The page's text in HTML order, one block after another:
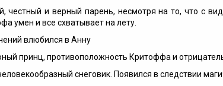
честный и верный парень, несмотря на то, что с
умен и все схватывает на лету.
влюбился в Анну
принц, противоположность Критоффа и
снеговик. Появился в следствии